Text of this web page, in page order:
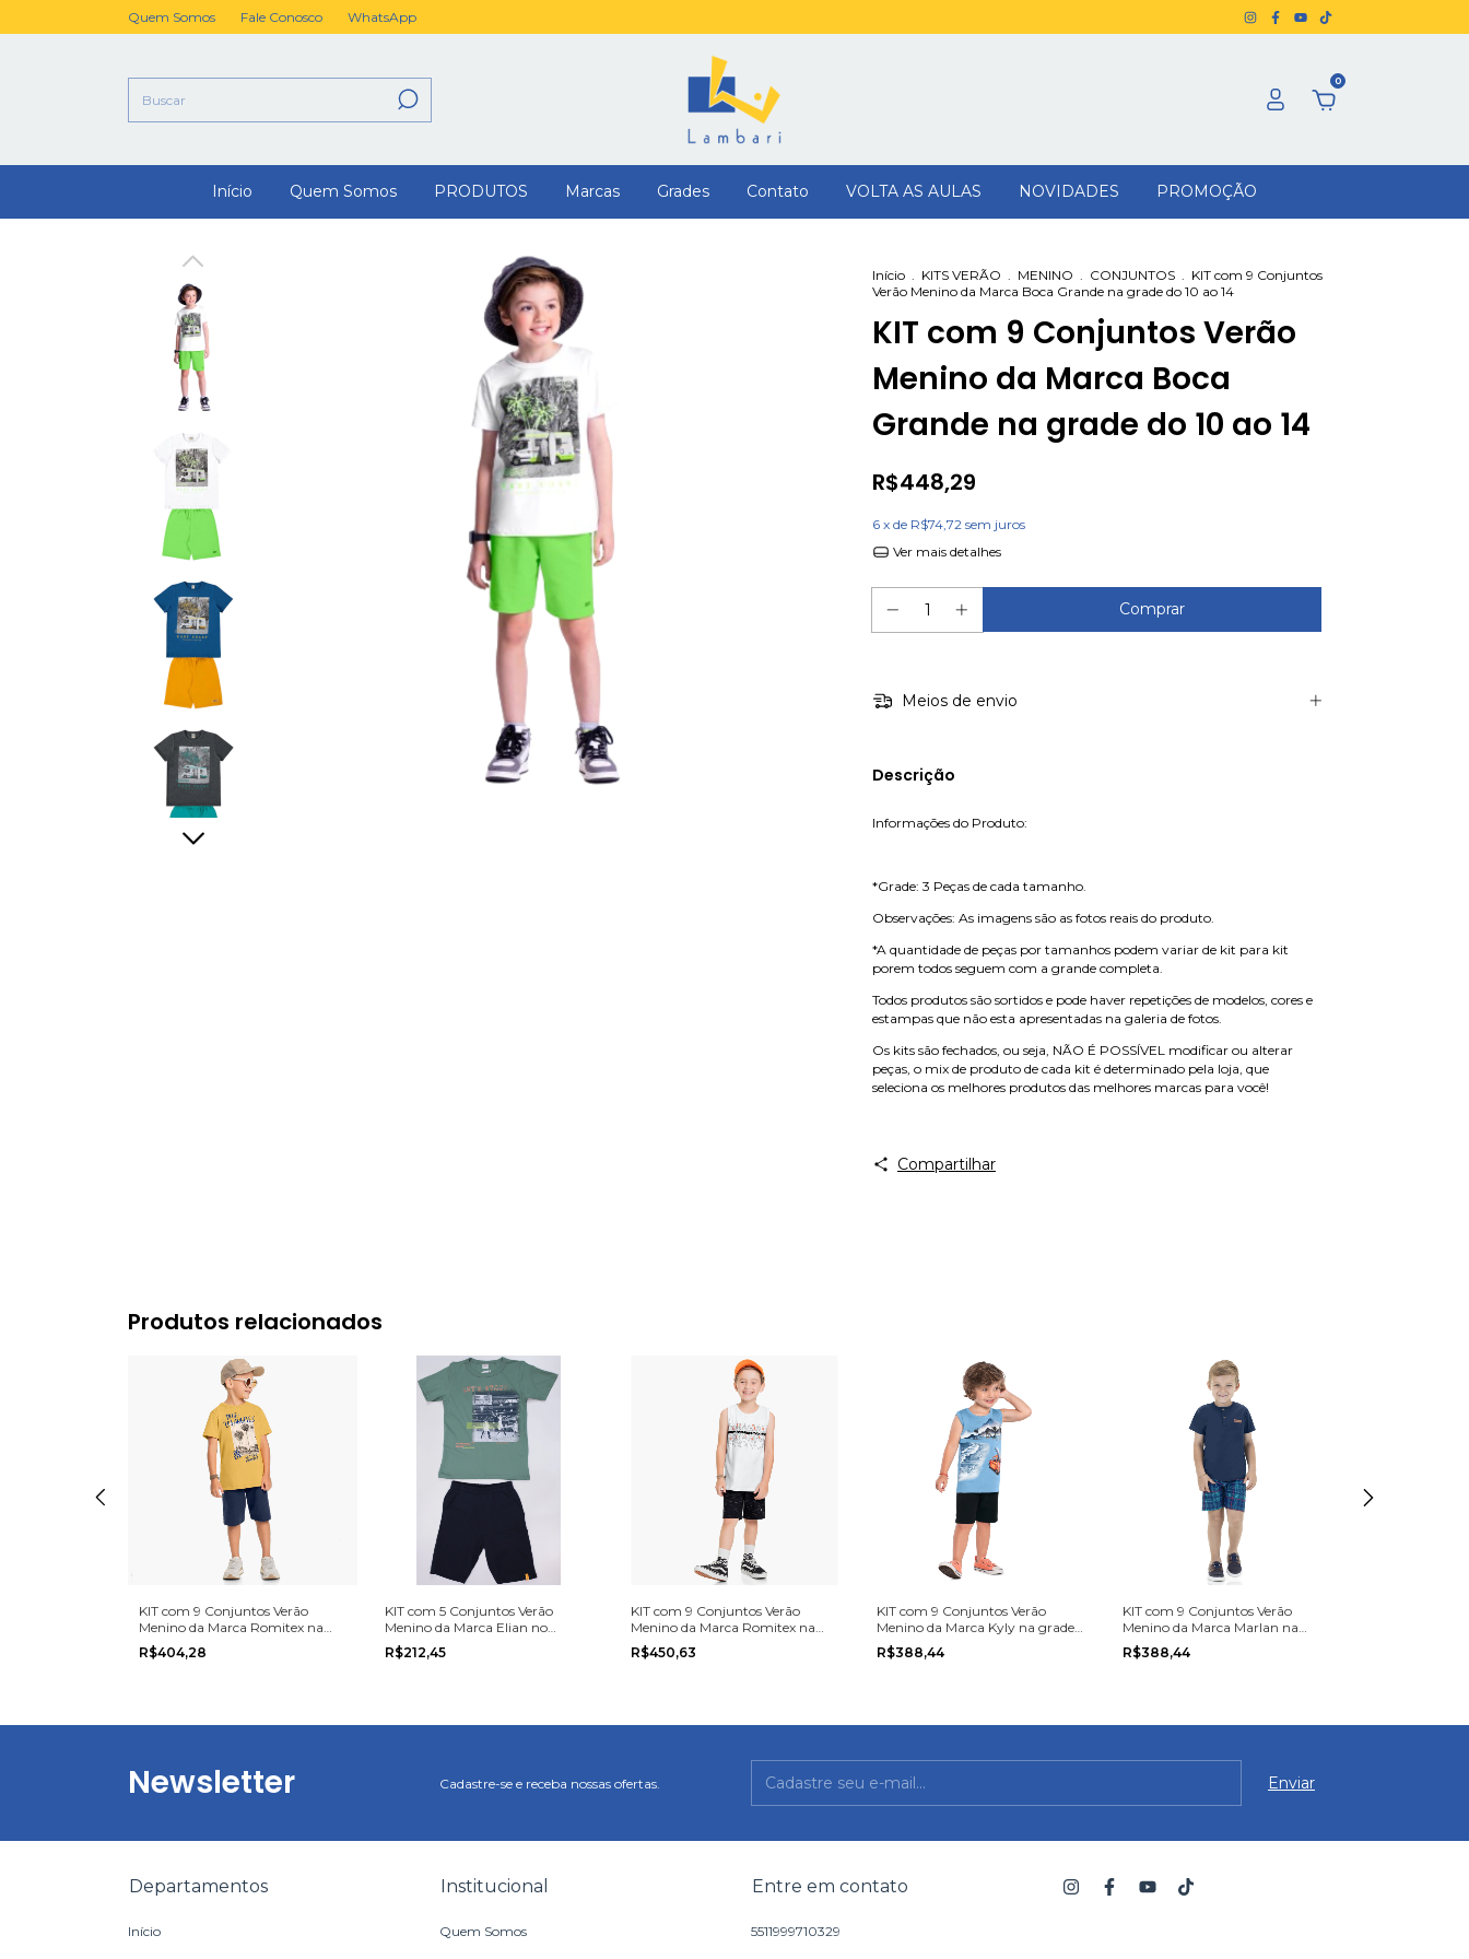
Quem Somos Fale Conosco WhatsApp
0
Início Quem Somos PRODUTOS Marcas Grades Contato VOLTA AS AULAS NOVIDADES PROMOÇÃO
Início . KITS VERÃO . MENINO . CONJUNTOS . KIT com 9 Conjuntos
Verão Menino da Marca Boca Grande na grade do 10 ao 14
KIT com 9 Conjuntos Verão
Menino da Marca Boca
Grande na grade do 10 ao 14
R$448,29
6 x de R$74,72 sem juros
Ver mais detalhes
Meios de envio
Descrição
Informações do Produto:
*Grade: 3 Peças de cada tamanho.
Observações: As imagens são as fotos reais do produto.
*A quantidade de peças por tamanhos podem variar de kit para kit
porem todos seguem com a grande completa.
Todos produtos são sortidos e pode haver repetições de modelos, cores e
estampas que não esta apresentadas na galeria de fotos.
Os kits são fechados, ou seja, NÃO É POSSÍVEL modificar ou alterar
peças, o mix de produto de cada kit é determinado pela loja, que
seleciona os melhores produtos das melhores marcas para você!
Compartilhar
Produtos relacionados
KIT com 9 Conjuntos Verão
Menino da Marca Romitex na
grade do 10 ao 14
R$404,28
KIT com 5 Conjuntos Verão
Menino da Marca Elian no
tamanho 10, 12 ou 14.
R$212,45
KIT com 9 Conjuntos Verão
Menino da Marca Romitex na
grade do 4 ao 8
R$450,63
KIT com 9 Conjuntos Verão
Menino da Marca Kyly na grade
do 4 ao 8
R$388,44
KIT com 9 Conjuntos Verão
Menino da Marca Marlan na
grade do P ao G
R$388,44
Newsletter Cadastre-se e receba nossas ofertas.
Departamentos
Início
Institucional
Quem Somos
Entre em contato
5511999710329